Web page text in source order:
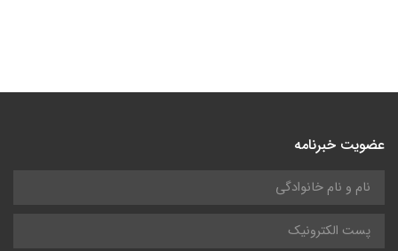
عضویت خبرنامه